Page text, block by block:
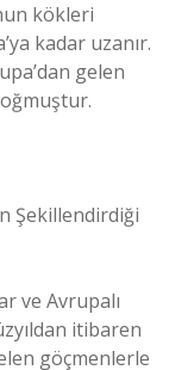
kökleri
kadar uzanır.
gelen
Şekillendirdiği
ve Avrupalı
itibaren
göçmenlerle